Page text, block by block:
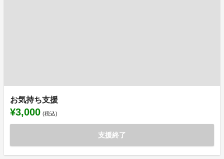
お気持ち支援
¥3,000 (税込)
支援終了